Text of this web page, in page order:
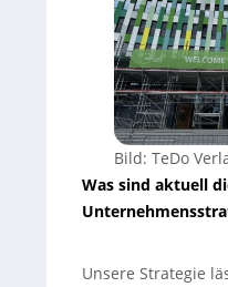
Bild: TeDo
Was sind aktuell
Unsere Strategie